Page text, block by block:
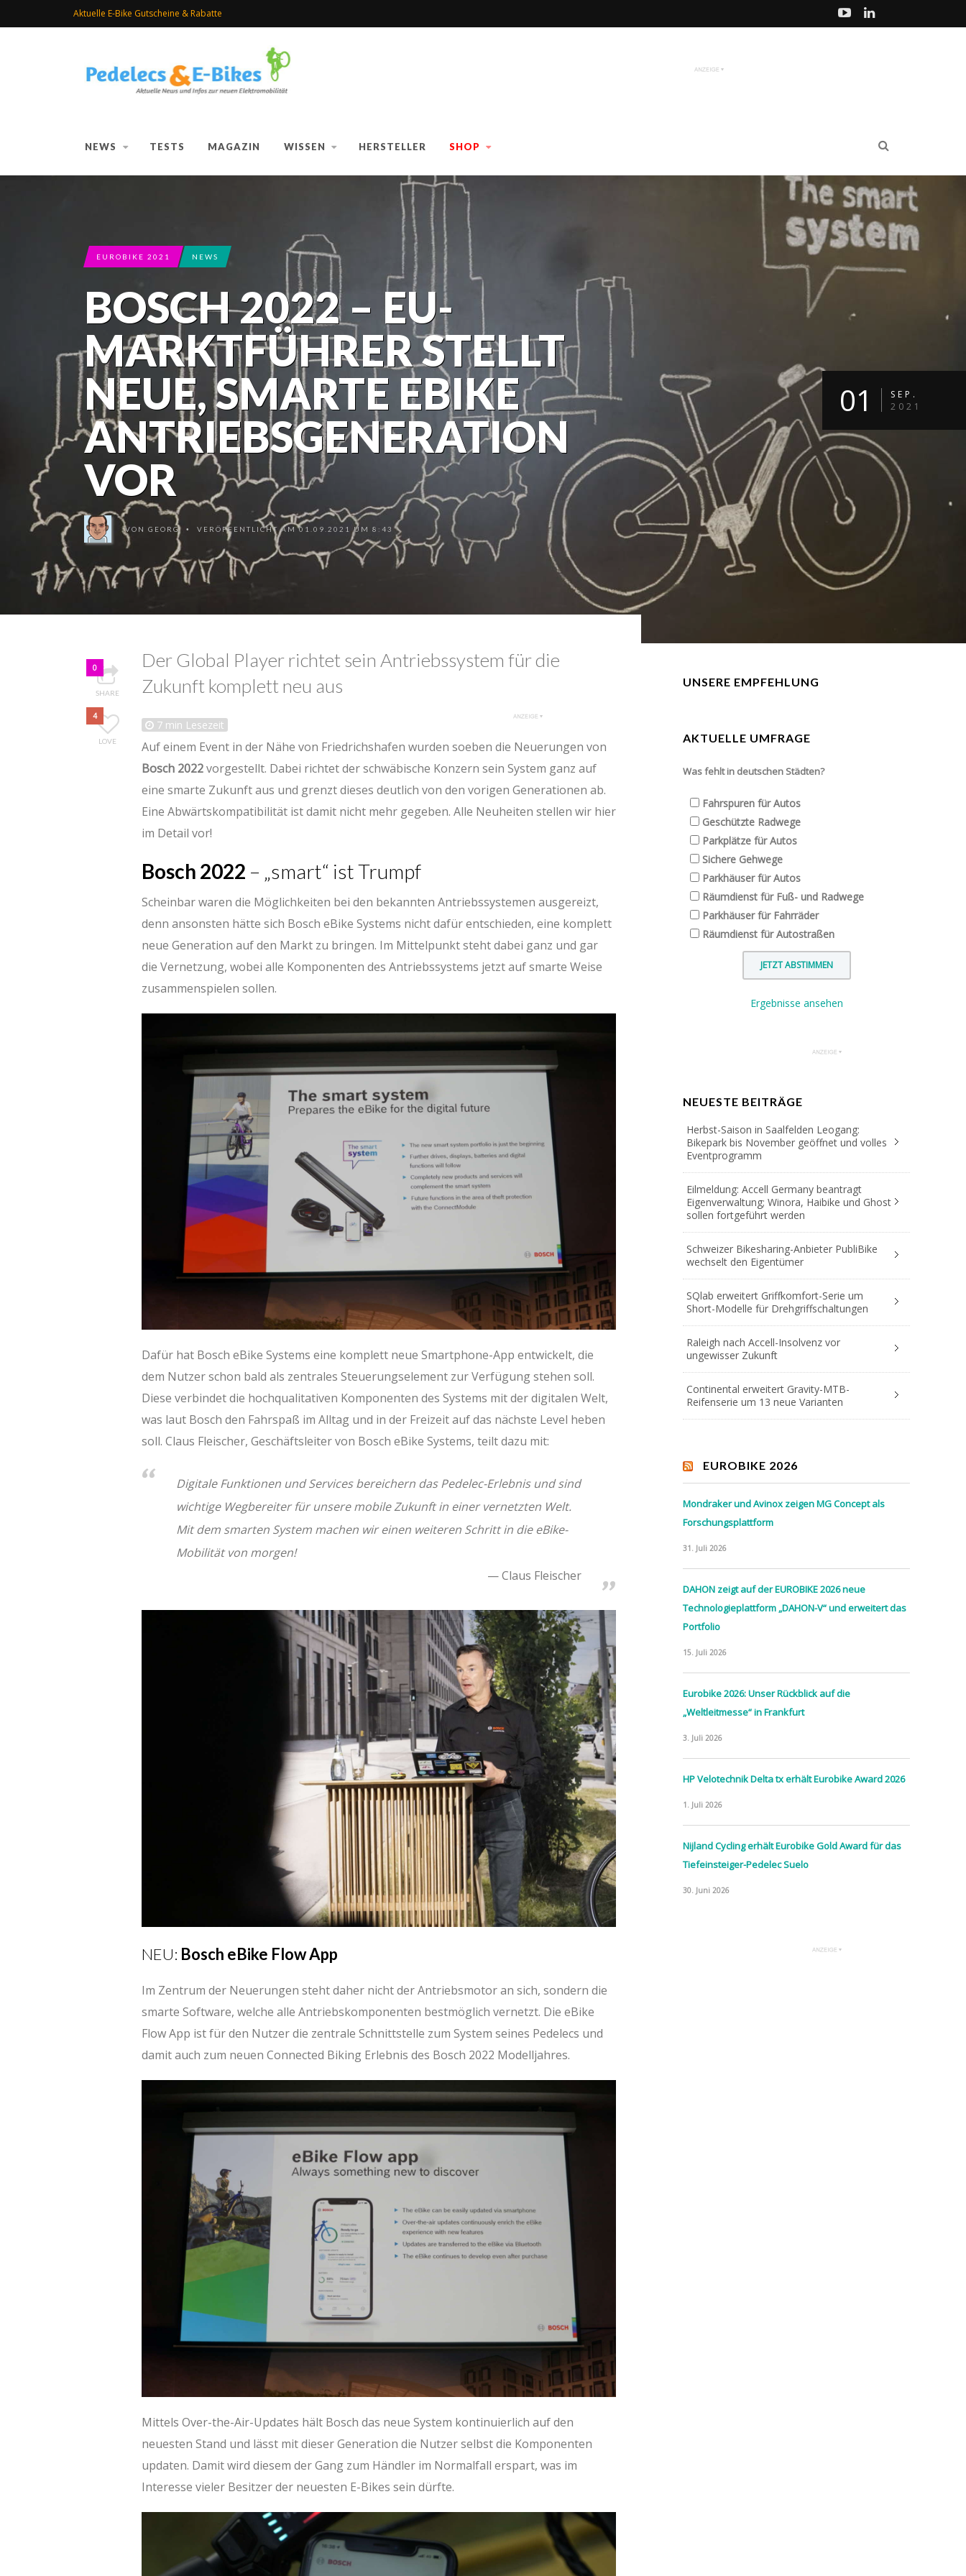
Aktuelle E-Bike Gutscheine & Rabatte
NEWS TESTS MAGAZIN WISSEN HERSTELLER SHOP
EUROBIKE 2021 NEWS
BOSCH 2022 – EU-
MARKTFÜHRER STELLT
NEUE, SMARTE EBIKE
ANTRIEBSGENERATION
VOR
VON GEORG • VERÖFFENTLICHT AM 01.09.2021 UM 8:43
01
SEP.
2021
0
SHARE
4
LOVE
Der Global Player richtet sein Antriebssystem für die
Zukunft komplett neu aus
7 min Lesezeit
Auf einem Event in der Nähe von Friedrichshafen wurden soeben die Neuerungen von
Bosch 2022vorgestellt. Dabei richtet der schwäbische Konzern sein System ganz auf
eine smarte Zukunft aus und grenzt dieses deutlich von den vorigen Generationen ab.
Eine Abwärtskompatibilität ist damit nicht mehr gegeben. Alle Neuheiten stellen wir hier
im Detail vor!
Bosch 2022 – „smart“ ist Trumpf
Scheinbar waren die Möglichkeiten bei den bekannten Antriebssystemen ausgereizt,
denn ansonsten hätte sich Bosch eBike Systems nicht dafür entschieden, eine komplett
neue Generation auf den Markt zu bringen. Im Mittelpunkt steht dabei ganz und gar
die Vernetzung, wobei alle Komponenten des Antriebssystems jetzt auf smarte Weise
zusammenspielen sollen.
Dafür hat Bosch eBike Systems eine komplett neue Smartphone-App entwickelt, die
dem Nutzer schon bald als zentrales Steuerungselement zur Verfügung stehen soll.
Diese verbindet die hochqualitativen Komponenten des Systems mit der digitalen Welt,
was laut Bosch den Fahrspaß im Alltag und in der Freizeit auf das nächste Level heben
soll. Claus Fleischer, Geschäftsleiter von Bosch eBike Systems, teilt dazu mit:
Digitale Funktionen und Services bereichern das Pedelec-Erlebnis und sind
wichtige Wegbereiter für unsere mobile Zukunft in einer vernetzten Welt.
Mit dem smarten System machen wir einen weiteren Schritt in die eBike-
Mobilität von morgen!
Claus Fleischer
NEU: Bosch eBike Flow App
Im Zentrum der Neuerungen steht daher nicht der Antriebsmotor an sich, sondern die
smarte Software, welche alle Antriebskomponenten bestmöglich vernetzt. Die eBike
Flow App ist für den Nutzer die zentrale Schnittstelle zum System seines Pedelecs und
damit auch zum neuen Connected Biking Erlebnis des Bosch 2022 Modelljahres.
Mittels Over-the-Air-Updates hält Bosch das neue System kontinuierlich auf den
neuesten Stand und lässt mit dieser Generation die Nutzer selbst die Komponenten
updaten. Damit wird diesem der Gang zum Händler im Normalfall erspart, was im
Interesse vieler Besitzer der neuesten E-Bikes sein dürfte.
UNSERE EMPFEHLUNG
AKTUELLE UMFRAGE
Was fehlt in deutschen Städten?
Fahrspuren für Autos
Geschützte Radwege
Parkplätze für Autos
Sichere Gehwege
Parkhäuser für Autos
Räumdienst für Fuß- und Radwege
Parkhäuser für Fahrräder
Räumdienst für Autostraßen
Ergebnisse ansehen
NEUESTE BEITRÄGE
Herbst-Saison in Saalfelden Leogang:
Bikepark bis November geöffnet und volles
Eventprogramm
Eilmeldung: Accell Germany beantragt
Eigenverwaltung; Winora, Haibike und Ghost
sollen fortgeführt werden
Schweizer Bikesharing-Anbieter PubliBike
wechselt den Eigentümer
SQlab erweitert Griffkomfort-Serie um
Short-Modelle für Drehgriffschaltungen
Raleigh nach Accell-Insolvenz vor
ungewisser Zukunft
Continental erweitert Gravity-MTB-
Reifenserie um 13 neue Varianten
EUROBIKE 2026
Mondraker und Avinox zeigen MG Concept als
Forschungsplattform
31. Juli 2026
DAHON zeigt auf der EUROBIKE 2026 neue
Technologieplattform „DAHON-V“ und erweitert das
Portfolio
15. Juli 2026
Eurobike 2026: Unser Rückblick auf die
„Weltleitmesse“ in Frankfurt
3. Juli 2026
HP Velotechnik Delta tx erhält Eurobike Award 2026
1. Juli 2026
Nijland Cycling erhält Eurobike Gold Award für das
Tiefeinsteiger-Pedelec Suelo
30. Juni 2026